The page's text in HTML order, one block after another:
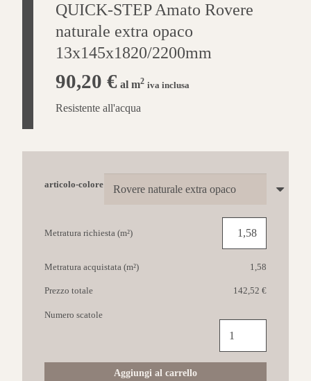
QUICK-STEP Amato Rovere
naturale extra opaco
13x145x1820/2200mm
90,20 € al m2 iva inclusa
Resistente all'acqua
articolo-colore
Metratura richiesta (m²)
Metratura acquistata (m²) 1,58
Prezzo totale 142,52 €
STEP
Amato
Aggiungi al carrello
Numero scatole